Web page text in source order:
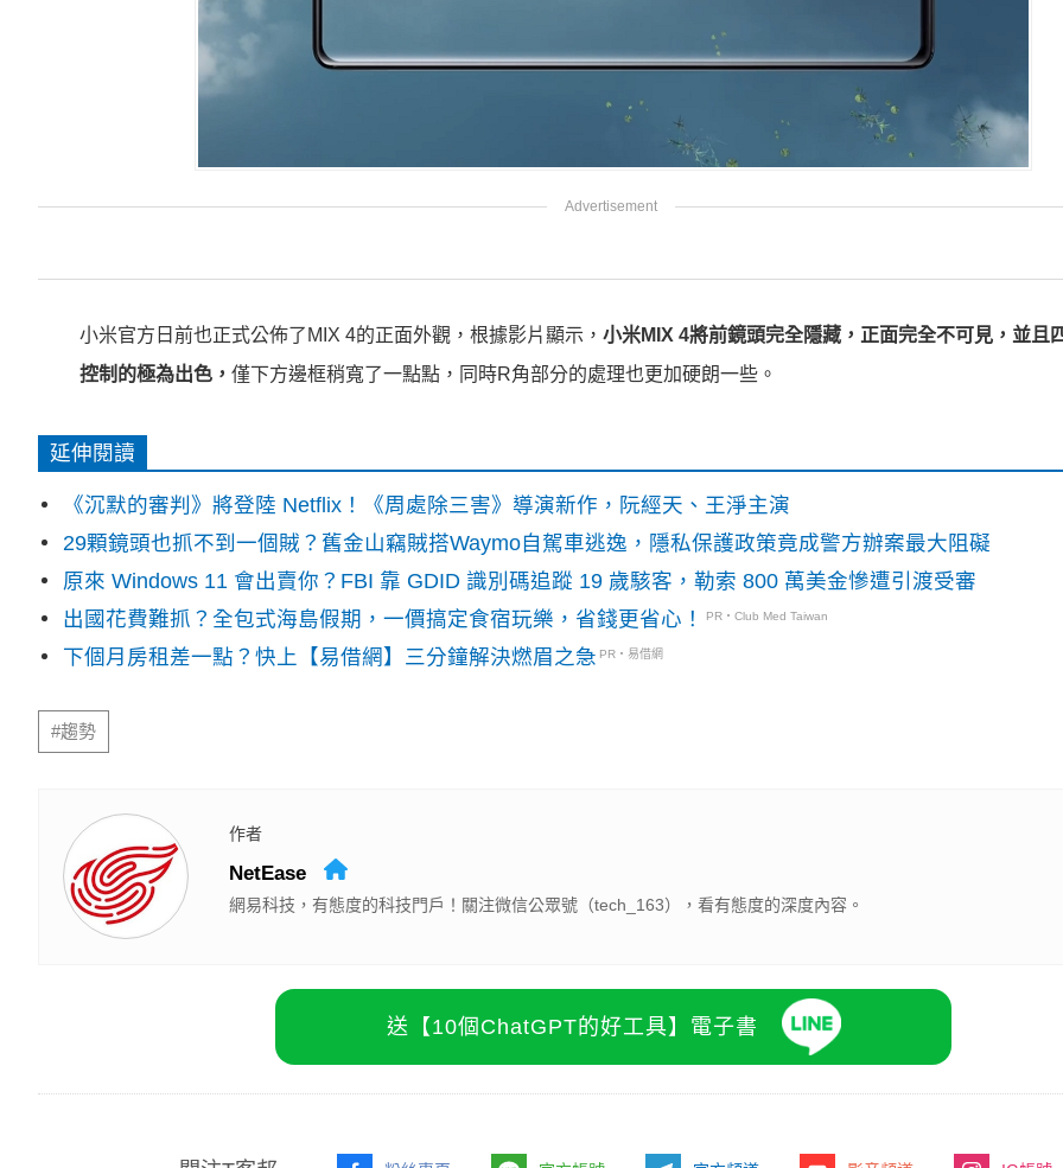
小米官方日前也正式公佈了MIX 4的正面外觀，根據影片顯示， 小米MIX 4將前鏡頭完全隱藏，正面完全不可見，並且
控制的極為出色， 僅下方邊框稍寬了一點點，同時R角部分的處理也更加硬朗一些。
延伸閱讀
《沉默的審判》將登陸 Netflix！《周處除三害》導演新作，阮經天、王淨主演
29顆鏡頭也抓不到一個賊？舊金山竊賊搭Waymo自駕車逃逸，隱私保護政策竟成警方辦案最大阻礙
原來 Windows 11 會出賣你？FBI 靠 GDID 識別碼追蹤 19 歲駭客，勒索 800 萬美金慘遭引渡受審
出國花費難抓？全包式海島假期，一價搞定食宿玩樂，省錢更省心！
PR・Club Med Taiwan
下個月房租差一點？快上【易借網】三分鐘解決燃眉之急 PR・易借網
#趨勢
作者
NetEase
網易科技，有態度的科技門戶！關注微信公眾號（tech_163），看有態度的深度內容。
送【10個ChatGPT的好工具】電子書